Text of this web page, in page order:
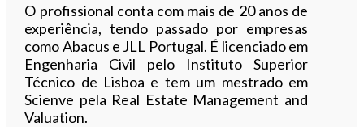
O profissional conta com mais de 20 anos de
experiência, tendo passado por empresas
como Abacus e JLL Portugal. É licenciado em
Engenharia Civil pelo Instituto Superior
Técnico de Lisboa e tem um mestrado em
Scienve pela Real Estate Management and
Valuation.